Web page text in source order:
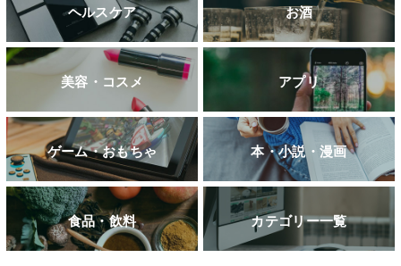
ヘルスケア お酒
美容・コスメ アプリ
ゲーム・おもちゃ 本・小説・漫画
食品・飲料 カテゴリー一覧